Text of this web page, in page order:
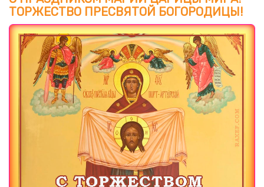
ТОРЖЕСТВО ПРЕСВЯТОЙ БОГОРОДИЦЫ!
Загрузка картинки...